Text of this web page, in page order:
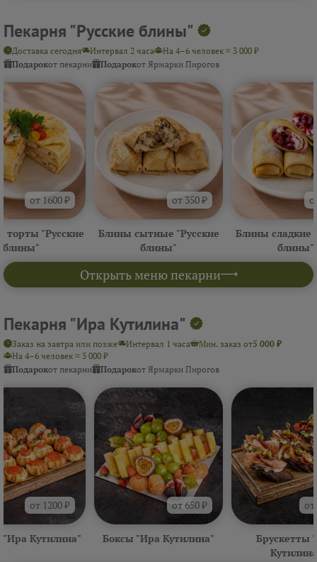
Пекарня "Русские блины"
Открыть меню пекарни
Доставка сегодня Интервал 2 часа
На 4–6 человек ≈ 3 000 ₽
Подарокот пекарни Подарокот Ярмарки Пирогов
от 1600 ₽
торты "Русские
блины"
от 350 ₽
Блины сытные "Русские
блины"
Блины сладкие
блины"
Пекарня "Ира Кутилина"
Заказ на завтра или позже Интервал 1 часа Мин. заказ от5 000 ₽
На 4–6 человек ≈ 5 000 ₽
Подарокот пекарни Подарокот Ярмарки Пирогов
от 1200 ₽
"Ира Кутилина"
от 650 ₽
Боксы "Ира Кутилина"
Брускетты